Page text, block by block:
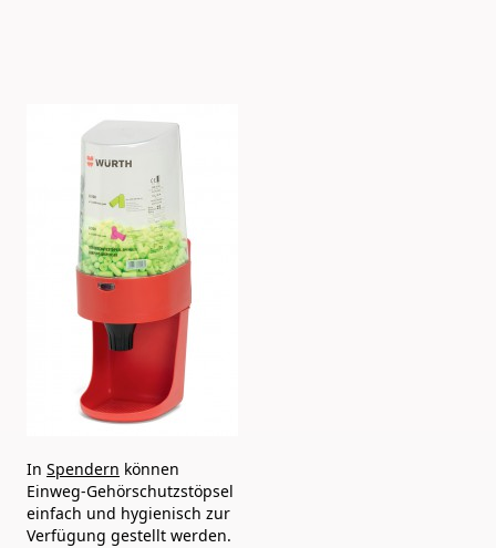
In Spendern können
Einweg-Gehörschutzstöpsel
einfach und hygienisch zur
Verfügung gestellt werden.